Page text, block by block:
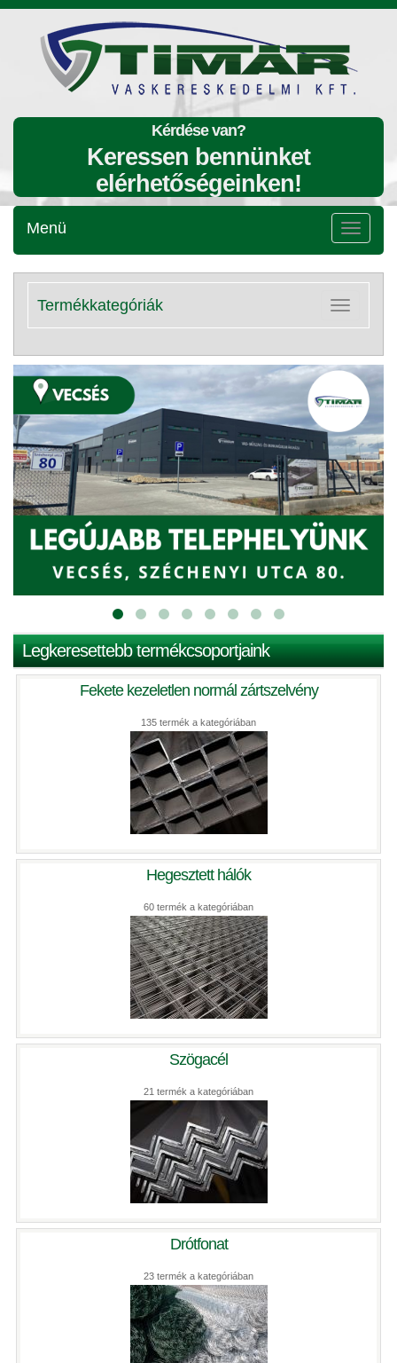
Kérdése van?
Keressen bennünket
elérhetőségeinken!
Menü
Menü
Kategóriák
lenyitása
Termékkategóriák
Legkeresettebb termékcsoportjaink
Fekete kezeletlen normál zártszelvény
135 termék a kategóriában
Hegesztett hálók
60 termék a kategóriában
Szögacél
21 termék a kategóriában
Drótfonat
23 termék a kategóriában